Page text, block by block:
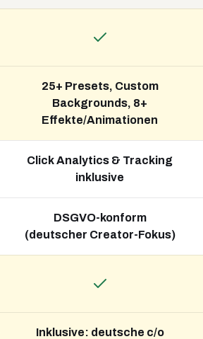
25+ Presets, Custom
Backgrounds, 8+
Effekte/Animationen
Click Analytics & Tracking
inklusive
DSGVO-konform
(deutscher Creator-Fokus)
Inklusive: deutsche c/o